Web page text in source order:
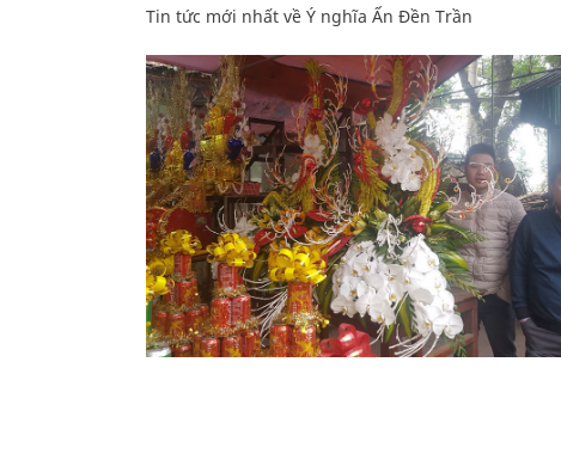
Tin tức mới nhất về Ý nghĩa Ấn Đền Trần